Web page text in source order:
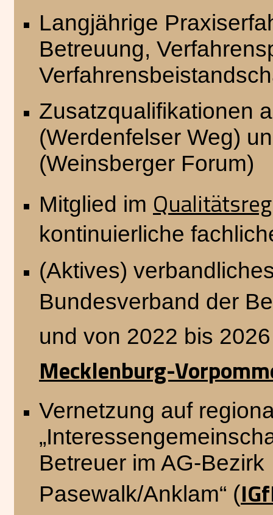
Langjährige
Betreuung,
Zusatzqualifikationen
(Werdenfelser Weg)
(Weinsberger Forum)
Mitglied im
kontinuierliche
(Aktives)
Bundesverband der
und von 2022 bis
Mecklenburg-
Vernetzung auf
Betreuer im AG-Bezirk
Pasewalk/Anklam“ (